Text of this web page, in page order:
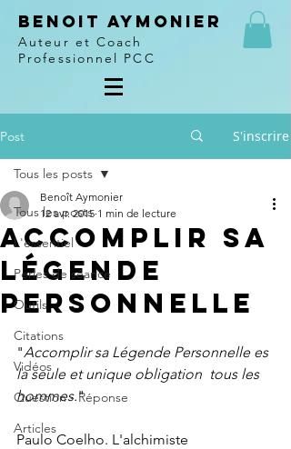
Benoit Aymonier
Auteur et Coach
Professionnel PCC
Post S'inscrire
Tous les posts
L'essentiel
Perles de séance
Outils
Citations
Vidéos
Question - Réponse
Articles
Tous les posts
Accomplir sa
Légende
Personnelle
Benoît Aymonier
12 avr. 2015 1 min de lecture
"Accomplir sa Légende Personnelle es
la seule et unique obligation  tous les
hommes."
Paulo Coelho. L'alchimiste